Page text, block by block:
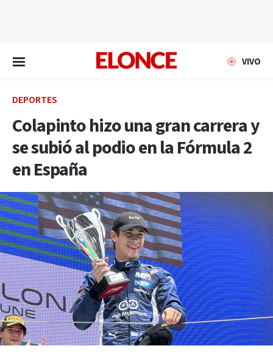
VIVO
DEPORTES
Colapinto hizo una gran carrera y
se subió al podio en la Fórmula 2
en España